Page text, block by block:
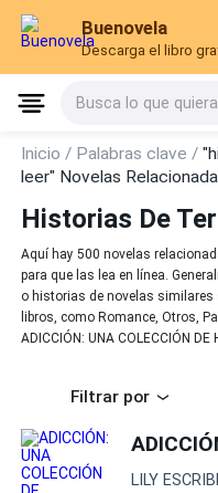
Buenovela
Descarga el libro
Busca lo que
Inicio / Palabras clave /
leer" Novelas
Historias De
Aquí hay 500 novelas
para que las lea en línea.
o historias de novelas similares
libros, como Romance, Otros,
ADICCIÓN: UNA COLECCIÓN
Filtrar por
LILY